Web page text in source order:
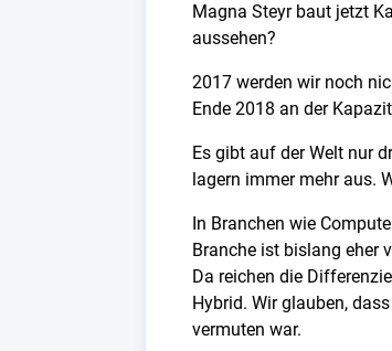
Magna Steyr baut jetzt
aussehen?
2017 werden wir noch
Ende 2018 an der
Es gibt auf der Welt nur
lagern immer mehr aus.
In Branchen wie
Branche ist bislang eher
Da reichen die
Hybrid. Wir glauben,
vermuten war.